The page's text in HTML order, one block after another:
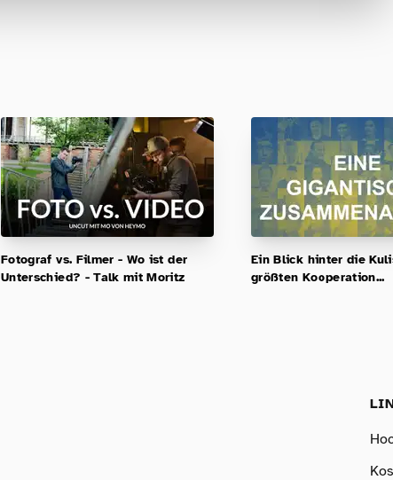
Fotograf vs. Filmer - Wo ist der
Unterschied? - Talk mit Moritz
Ein Blick hinter die
größten Kooperation...